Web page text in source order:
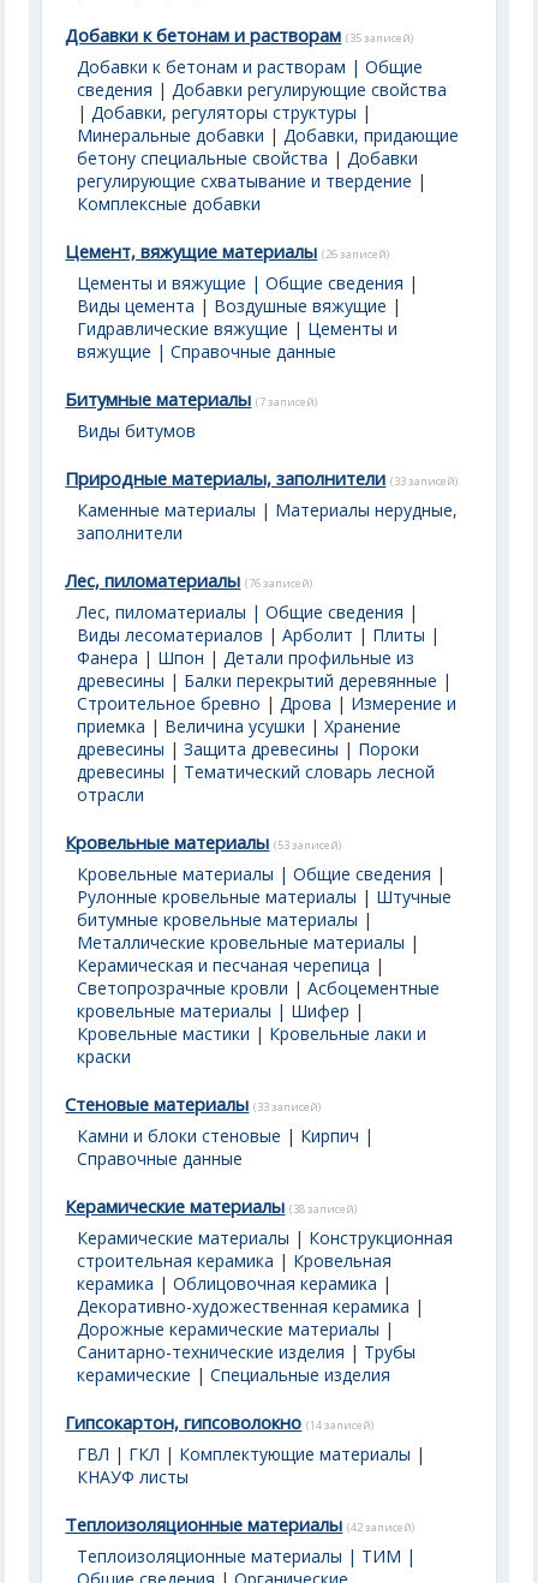
Добавки к бетонам и растворам (35 записей)
Добавки к бетонам и растворам | Общие
сведения |Добавки регулирующие свойства
|Добавки, регуляторы структуры |
Минеральные добавки |Добавки, придающие
бетону специальные свойства |Добавки
регулирующие схватывание и твердение |
Комплексные добавки
Цемент, вяжущие материалы (26 записей)
Цементы и вяжущие | Общие сведения |
Виды цемента | Воздушные вяжущие |
Гидравлические вяжущие | Цементы и
вяжущие | Справочные данные
Битумные материалы (7 записей)
Виды битумов
Природные материалы, заполнители (33 записей)
Каменные материалы | Материалы нерудные,
заполнители
Лес, пиломатериалы (76 записей)
Лес, пиломатериалы | Общие сведения |
Виды лесоматериалов |Арболит | Плиты |
Фанера | Шпон |Детали профильные из
древесины | Балки перекрытий деревянные |
Строительное бревно |Дрова | Измерение и
приемка | Величина усушки |Хранение
древесины |Защита древесины | Пороки
древесины | Тематический словарь лесной
отрасли
Кровельные материалы (53 записей)
Кровельные материалы | Общие сведения |
Рулонные кровельные материалы | Штучные
битумные кровельные материалы |
Металлические кровельные материалы |
Керамическая и песчаная черепица |
Светопрозрачные кровли |Асбоцементные
кровельные материалы | Шифер |
Кровельные мастики | Кровельные лаки и
краски
Стеновые материалы (33 записей)
Камни и блоки стеновые | Кирпич |
Справочные данные
Керамические материалы (38 записей)
Керамические материалы | Конструкционная
строительная керамика | Кровельная
керамика |Облицовочная керамика |
Декоративно-художественная керамика |
Дорожные керамические материалы |
Санитарно-технические изделия | Трубы
керамические |Специальные изделия
Гипсокартон, гипсоволокно (14 записей)
ГВЛ | ГКЛ | Комплектующие материалы |
КНАУФ листы
Теплоизоляционные материалы (42 записей)
Теплоизоляционные материалы | ТИМ |